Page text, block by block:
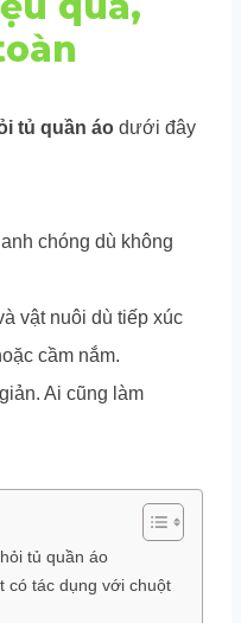
tủ quần áo dưới đây
chóng dù không
vật nuôi dù tiếp xúc
cầm nắm.
Ai cũng làm
tủ quần áo
có tác dụng với chuột